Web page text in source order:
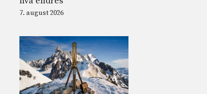
7. august 2026